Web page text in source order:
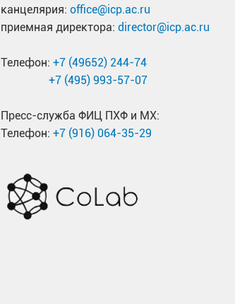
канцелярия: office@icp.ac.ru
приемная директора: director@icp.ac.ru
Телефон: +7 (49652) 244-74
+7 (495) 993-57-07
Пресс-служба ФИЦ ПХФ и МХ:
Телефон: +7 (916) 064-35-29